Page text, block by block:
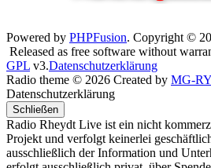
Powered by PHPFusion. Copyright ©
Released as free software without
GPL v3.Datenschutzerklärung
Radio theme © 2026 Created by MG-RY
Datenschutzerklärung
Schließen
Radio Rheydt Live ist ein nicht
Projekt und verfolgt keinerlei
ausschließlich der Information und